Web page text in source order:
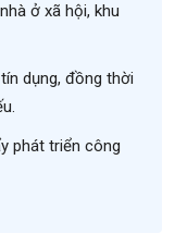
ở xã hội, khu
dụng, đồng thời
phát triển công